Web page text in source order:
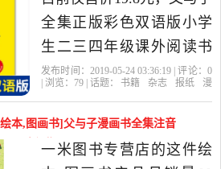
江苏 南京发货。
全集正版彩色双语版小学
生二三四年级课外阅读书
籍老师推荐6-7-10-12周岁
中英文绘本全套非注音版
是2019年一米图书专营店
发布时间：2019-05-24 03:36:19 | 评论： 0
| 浏览： 79 | 话题： 书籍 杂志 报纸
漫
本,图画书]父与子漫画书全集注音
88件仅售28元
一米图书专营店的这件绘